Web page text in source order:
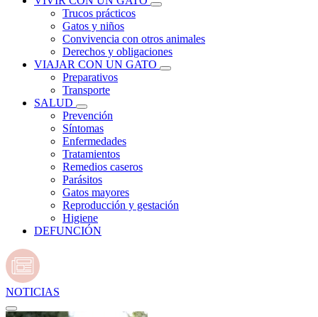
Trucos prácticos
Gatos y niños
Convivencia con otros animales
Derechos y obligaciones
VIAJAR CON UN GATO
Preparativos
Transporte
SALUD
Prevención
Síntomas
Enfermedades
Tratamientos
Remedios caseros
Parásitos
Gatos mayores
Reproducción y gestación
Higiene
DEFUNCIÓN
NOTICIAS